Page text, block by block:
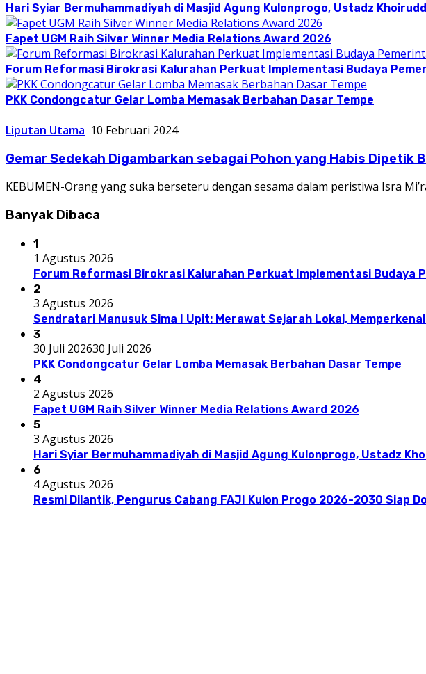
Hari Syiar Bermuhammadiyah di Masjid Agung Kulonprogo, Ustadz
Fapet UGM Raih Silver Winner Media Relations Award 2026
Forum Reformasi Birokrasi Kalurahan Perkuat Implementasi Budaya
PKK Condongcatur Gelar Lomba Memasak Berbahan Dasar Tempe
Liputan Utama 10 Februari 2024
Gemar Sedekah Digambarkan sebagai Pohon yang Habis Dipetik
KEBUMEN-Orang yang suka berseteru dengan sesama dalam peristiwa Isra
Banyak Dibaca
1
1 Agustus 2026
Forum Reformasi Birokrasi Kalurahan Perkuat Implementasi Budaya
2
3 Agustus 2026
Sendratari Manusuk Sima I Upit: Merawat Sejarah Lokal,
3
30 Juli 202630 Juli 2026
PKK Condongcatur Gelar Lomba Memasak Berbahan Dasar Tempe
4
2 Agustus 2026
Fapet UGM Raih Silver Winner Media Relations Award 2026
5
3 Agustus 2026
Hari Syiar Bermuhammadiyah di Masjid Agung Kulonprogo, Ustadz
6
4 Agustus 2026
Resmi Dilantik, Pengurus Cabang FAJI Kulon Progo 2026-2030 Siap